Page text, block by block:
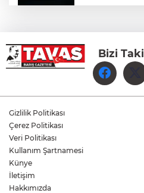
Denizli
Voleybol Takımı
başladı
Öğretmen Eyüp
Bizi
Gizlilik Politikası
Çerez Politikası
Veri Politikası
Kullanım Şartnamesi
Künye
İletişim
Hakkımızda